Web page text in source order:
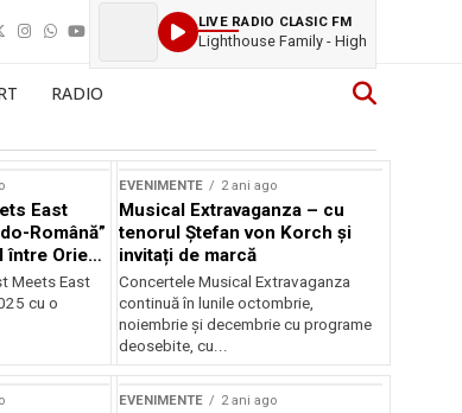
LIVE RADIO CLASIC FM
Lighthouse Family - High
RADIO
East
Română”
între Orient
Meets East
cu o
EVENIMENTE 2 ani ago
Musical Extravaganza – cu
tenorul Ștefan von Korch și
invitați de marcă
Concertele Musical Extravaganza
continuă în lunile octombrie,
noiembrie şi decembrie cu programe
deosebite, cu...
EVENIMENTE 2 ani ago